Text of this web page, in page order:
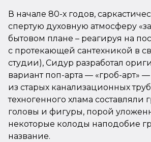
В начале 80-х годов,
спертую духовную атмосферу
бытовом плане – реагируя на
с протекающей сантехникой в
студии), Сидур разработал
вариант поп-арта — «гроб-арт»
из старых канализационных
техногенного хлама составляли
головы и фигуры, порой
некоторые колоды наподобие
название.